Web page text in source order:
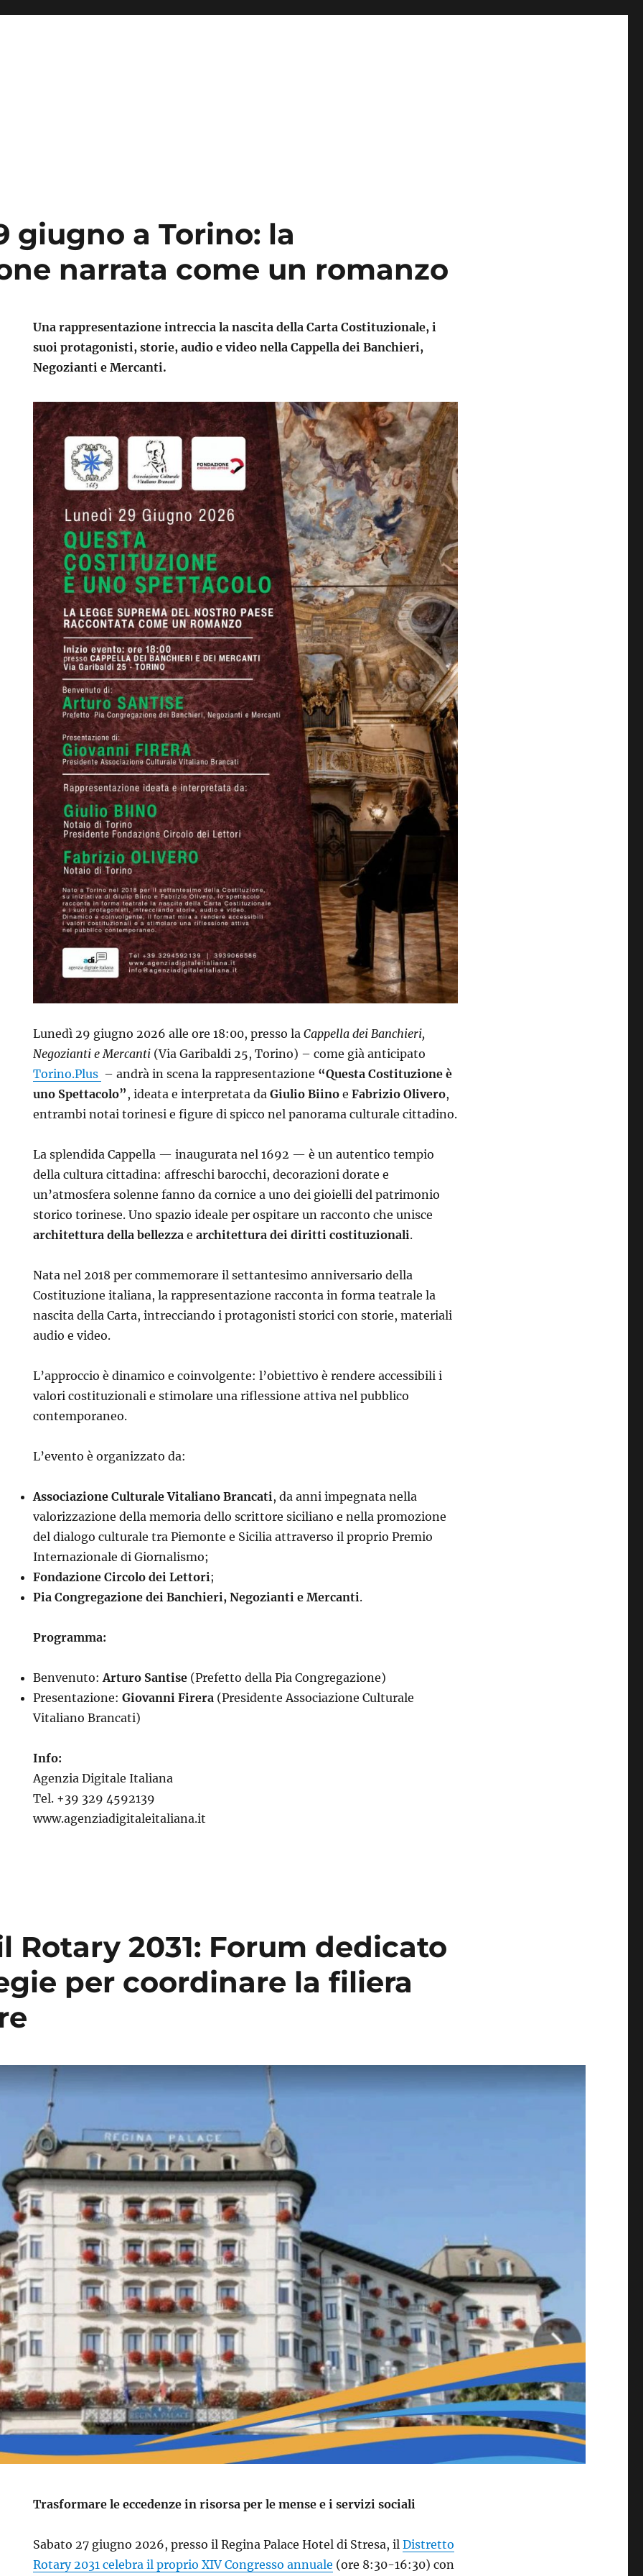
giugno a Torino: la
narrata come un romanzo
Una rappresentazione intreccia la nascita della Carta Costituzionale, i
suoi protagonisti, storie, audio e video nella Cappella dei Banchieri,
Negozianti e Mercanti.
Lunedì 29 giugno 2026 alle ore 18:00, presso laCappella dei Banchieri,
Negozianti e Mercanti (Via Garibaldi 25, Torino) – come già anticipato
Torino.Plus – andrà in scena la rappresentazione “Questa Costituzione è
uno Spettacolo”, ideata e interpretata daGiulio Biino eFabrizio Olivero,
entrambi notai torinesi e figure di spicco nel panorama culturale cittadino.
La splendida Cappella — inaugurata nel 1692 — è un autentico tempio
della cultura cittadina: affreschi barocchi, decorazioni dorate e
un’atmosfera solenne fanno da cornice a uno dei gioielli del patrimonio
storico torinese. Uno spazio ideale per ospitare un racconto che unisce
architettura della bellezza earchitettura dei diritti costituzionali.
Nata nel 2018 per commemorare il settantesimo anniversario della
Costituzione italiana, la rappresentazione racconta in forma teatrale la
nascita della Carta, intrecciando i protagonisti storici con storie, materiali
audio e video.
L’approccio è dinamico e coinvolgente: l’obiettivo è rendere accessibili i
valori costituzionali e stimolare una riflessione attiva nel pubblico
contemporaneo.
L’evento è organizzato da:
Associazione Culturale Vitaliano Brancati, da anni impegnata nella
valorizzazione della memoria dello scrittore siciliano e nella promozione
del dialogo culturale tra Piemonte e Sicilia attraverso il proprio Premio
Internazionale di Giornalismo;
Fondazione Circolo dei Lettori;
Pia Congregazione dei Banchieri, Negozianti e Mercanti.
Programma:
Benvenuto:Arturo Santise (Prefetto della Pia Congregazione)
Presentazione:Giovanni Firera (Presidente Associazione Culturale
Vitaliano Brancati)
Info:
Agenzia Digitale Italiana
Tel. +39 329 4592139
www.agenziadigitaleitaliana.it
Rotary 2031: Forum dedicato
per coordinare la filiera
Trasformare le eccedenze in risorsa per le mense e i servizi sociali
Sabato 27 giugno 2026, presso il Regina Palace Hotel di Stresa, ilDistretto
Rotary 2031 celebra il proprio XIV Congresso annuale (ore 8:30-16:30) con